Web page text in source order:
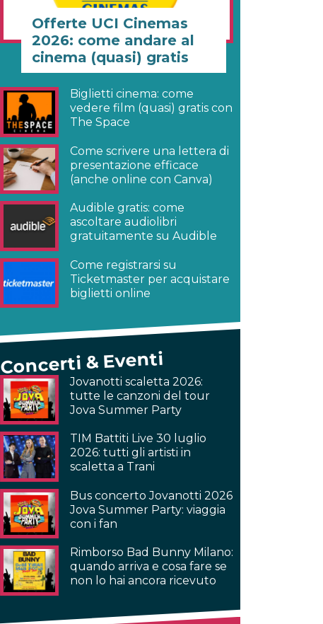
Offerte UCI Cinemas
2026: come andare al
cinema (quasi) gratis
Biglietti cinema: come
vedere film (quasi) gratis con
The Space
Come scrivere una lettera di
presentazione efficace
(anche online con Canva)
Audible gratis: come
ascoltare audiolibri
gratuitamente su Audible
Come registrarsi su
Ticketmaster per acquistare
biglietti online
Concerti & Eventi
Jovanotti scaletta 2026:
tutte le canzoni del tour
Jova Summer Party
TIM Battiti Live 30 luglio
2026: tutti gli artisti in
scaletta a Trani
Bus concerto Jovanotti 2026
Jova Summer Party: viaggia
con i fan
Rimborso Bad Bunny Milano:
quando arriva e cosa fare se
non lo hai ancora ricevuto